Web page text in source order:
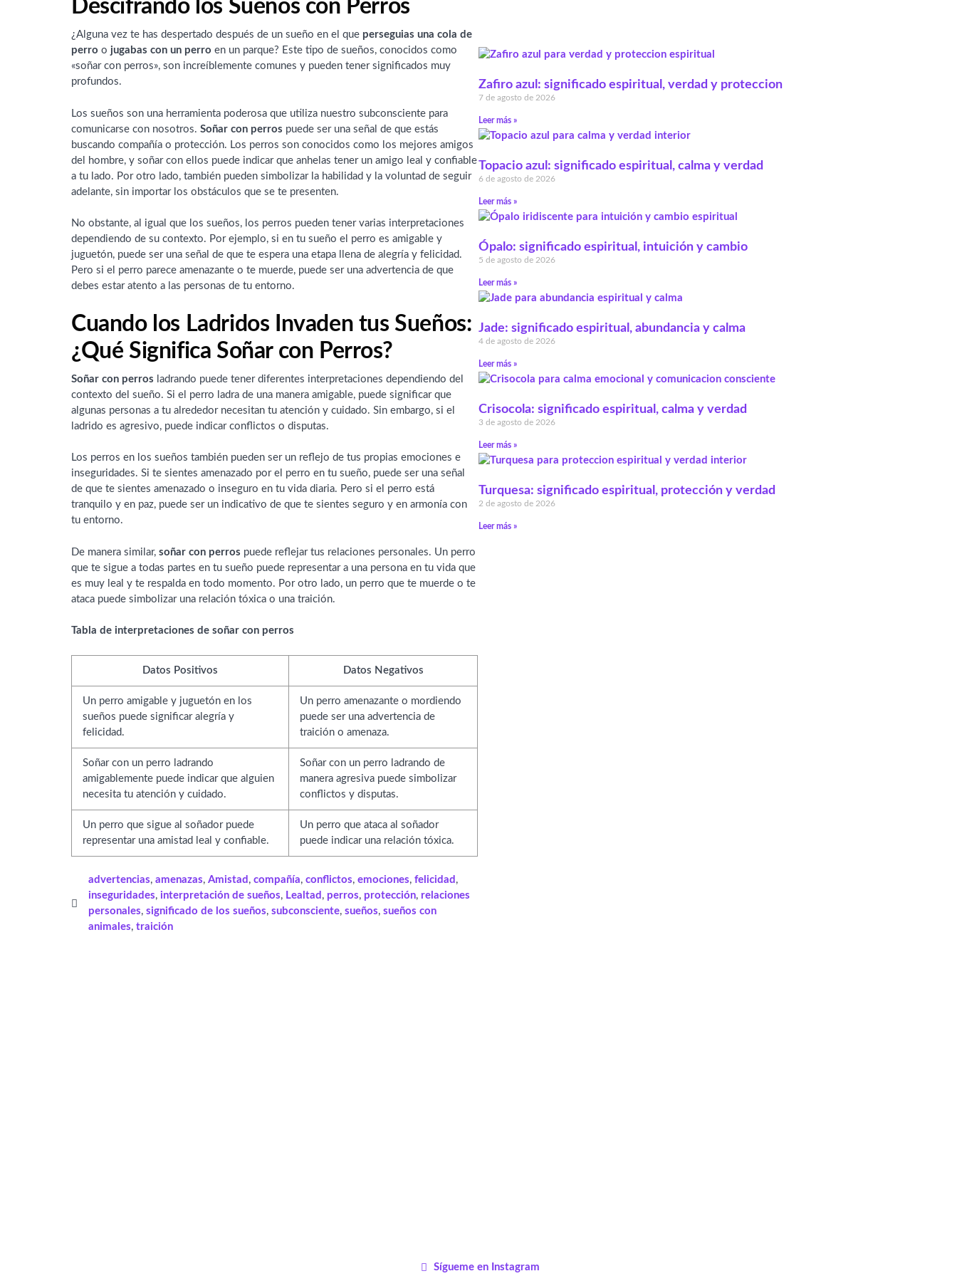
Descifrando los Sueños con Perros
¿Alguna vez te has despertado después de un sueño en el que perseguias una cola de
perro ojugabas con un perro en un parque? Este tipo de sueños, conocidos como
«soñar con perros», son increíblemente comunes y pueden tener significados muy
profundos.
Los sueños son una herramienta poderosa que utiliza nuestro subconsciente para
comunicarse con nosotros.Soñar con perros puede ser una señal de que estás
buscando compañía o protección. Los perros son conocidos como los mejores amigos
del hombre, y soñar con ellos puede indicar que anhelas tener un amigo leal y confiable
a tu lado. Por otro lado, también pueden simbolizar la habilidad y la voluntad de seguir
adelante, sin importar los obstáculos que se te presenten.
No obstante, al igual que los sueños, los perros pueden tener varias interpretaciones
dependiendo de su contexto. Por ejemplo, si en tu sueño el perro es amigable y
juguetón, puede ser una señal de que te espera una etapa llena de alegría y felicidad.
Pero si el perro parece amenazante o te muerde, puede ser una advertencia de que
debes estar atento a las personas de tu entorno.
Cuando los Ladridos Invaden tus Sueños:
¿Qué Significa Soñar con Perros?
Soñar con perros ladrando puede tener diferentes interpretaciones dependiendo del
contexto del sueño. Si el perro ladra de una manera amigable, puede significar que
algunas personas a tu alrededor necesitan tu atención y cuidado. Sin embargo, si el
ladrido es agresivo, puede indicar conflictos o disputas.
Los perros en los sueños también pueden ser un reflejo de tus propias emociones e
inseguridades. Si te sientes amenazado por el perro en tu sueño, puede ser una señal
de que te sientes amenazado o inseguro en tu vida diaria. Pero si el perro está
tranquilo y en paz, puede ser un indicativo de que te sientes seguro y en armonía con
tu entorno.
De manera similar,soñar con perros puede reflejar tus relaciones personales. Un perro
que te sigue a todas partes en tu sueño puede representar a una persona en tu vida que
es muy leal y te respalda en todo momento. Por otro lado, un perro que te muerde o te
ataca puede simbolizar una relación tóxica o una traición.
Tabla de interpretaciones de soñar con perros
Datos Positivos Datos Negativos
Un perro amigable y juguetón en los
sueños puede significar alegría y
felicidad.
Un perro amenazante o mordiendo
puede ser una advertencia de
traición o amenaza.
Soñar con un perro ladrando
amigablemente puede indicar que alguien
necesita tu atención y cuidado.
Soñar con un perro ladrando de
manera agresiva puede simbolizar
conflictos y disputas.
Un perro que sigue al soñador puede
representar una amistad leal y confiable.
Un perro que ataca al soñador
puede indicar una relación tóxica.
advertencias, amenazas, Amistad , compañía, conflictos, emociones, felicidad ,
inseguridades, interpretación de sueños, Lealtad , perros, protección, relaciones
personales, significado de los sueños, subconsciente, sueños, sueños con
animales, traición
Zafiro azul: significado espiritual, verdad y proteccion
7 de agosto de 2026
Leer más »
Topacio azul: significado espiritual, calma y verdad
6 de agosto de 2026
Leer más »
Ópalo: significado espiritual, intuición y cambio
5 de agosto de 2026
Leer más »
Jade: significado espiritual, abundancia y calma
4 de agosto de 2026
Leer más »
Crisocola: significado espiritual, calma y verdad
3 de agosto de 2026
Leer más »
Turquesa: significado espiritual, protección y verdad
2 de agosto de 2026
Leer más »
Sígueme en Instagram